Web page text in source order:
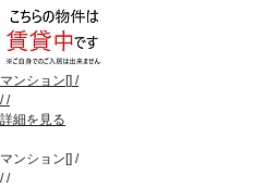
マンション[] /
//
詳細を見る
マンション[] /
//